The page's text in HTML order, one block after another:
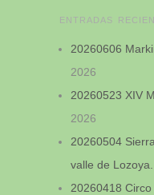
ENTRADAS
20260606
2026
20260523 XIV
2026
20260504
valle de Lozoya.
20260418